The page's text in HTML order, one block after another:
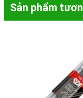
Sản phẩm